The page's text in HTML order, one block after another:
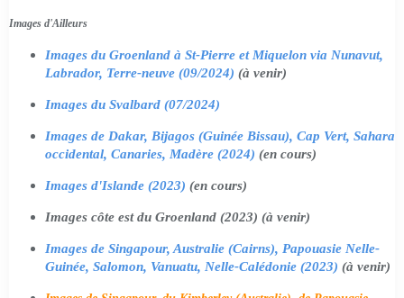
Images d'Ailleurs
Images du Groenland à St-Pierre et Miquelon via Nunavut,
Labrador, Terre-neuve (09/2024) (à venir)
Images du Svalbard (07/2024)
Images de Dakar, Bijagos (Guinée Bissau), Cap Vert, Sahara
occidental, Canaries, Madère (2024) (en cours)
Images d'Islande (2023) (en cours)
Images côte est du Groenland (2023) (à venir)
Images de Singapour, Australie (Cairns), Papouasie Nelle-
Guinée, Salomon, Vanuatu, Nelle-Calédonie (2023) (à venir)